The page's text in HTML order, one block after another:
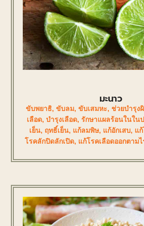
มะนาว
ขับพยาธิ, ขับลม, ขับเสมหะ, ช่วยบำรุง
เลือด, บำรุงเลือด, รักษาแผลร้อนในใน
เย็น, ฤทธิ์เย็น, แก้ลมพิษ, แก้อักเสบ, แ
โรคลักปิดลักเปิด, แก้โรคเลือดออกตาม